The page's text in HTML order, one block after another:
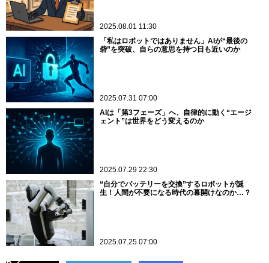
2025.08.01 11:30
「私はロボットではありません」AIが“最後の
砦”を突破、自らの意思を持つ日も近いのか
2025.07.31 07:00
AIは「第3フェーズ」へ、自律的に動く“エージ
ェント”は世界をどう変えるのか
2025.07.29 22:30
“自分でバッテリーを交換”するロボットが誕
生！人間が不要になる時代の幕開けなのか…？
2025.07.25 07:00